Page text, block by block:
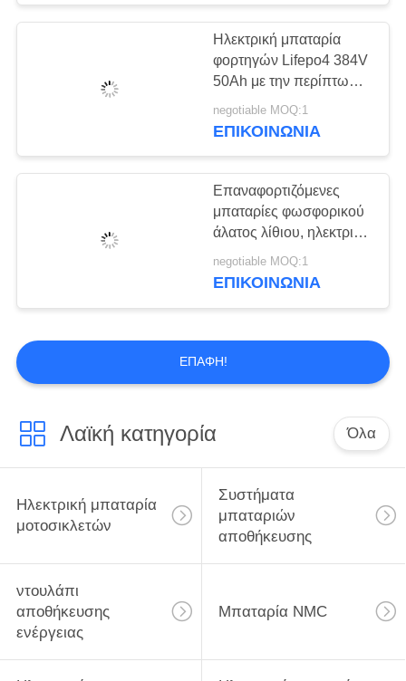
Ηλεκτρική μπαταρία
φορτηγών Lifepo4 384V
50Ah με την περίπτωση
χάλυβα IP 65 για το
ελαφρύ φορτηγό πόλεων
negotiable MOQ:1
ΕΠΙΚΟΙΝΩΝΊΑ
Επαναφορτιζόμενες
μπαταρίες φωσφορικού
άλατος λίθιου, ηλεκτρική
φορτίου υψηλής
ενέργειας πυκνότητα
negotiable MOQ:1
ΕΠΙΚΟΙΝΩΝΊΑ
ΕΠΑΦΉ!
Λαϊκή κατηγορία Όλα
Ηλεκτρική μπαταρία
μοτοσικλετών
Συστήματα
μπαταριών
αποθήκευσης
ντουλάπι
αποθήκευσης
ενέργειας
Μπαταρία NMC